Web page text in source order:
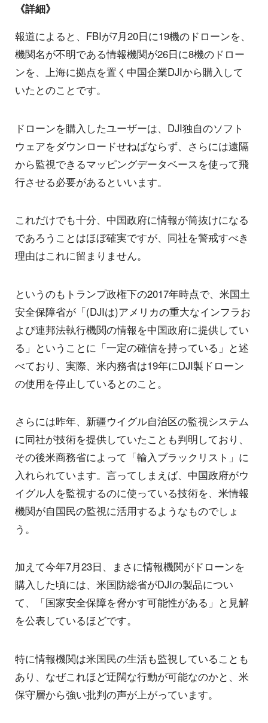
《詳細》
報道によると、FBIが7月20日に19機のドローンを、
機関名が不明である情報機関が26日に8機のドロー
ンを、上海に拠点を置く中国企業DJIから購入して
いたとのことです。
ドローンを購入したユーザーは、DJI独自のソフト
ウェアをダウンロードせねばならず、さらには遠隔
から監視できるマッピングデータベースを使って飛
行させる必要があるといいます。
これだけでも十分、中国政府に情報が筒抜けになる
であろうことはほぼ確実ですが、同社を警戒すべき
理由はこれに留まりません。
というのもトランプ政権下の2017年時点で、米国土
安全保障省が「(DJIは)アメリカの重大なインフラお
よび連邦法執行機関の情報を中国政府に提供してい
る」ということに「一定の確信を持っている」と述
べており、実際、米内務省は19年にDJI製ドローン
の使用を停止しているとのこと。
さらには昨年、新疆ウイグル自治区の監視システム
に同社が技術を提供していたことも判明しており、
その後米商務省によって「輸入ブラックリスト」に
入れられています。言ってしまえば、中国政府がウ
イグル人を監視するのに使っている技術を、米情報
機関が自国民の監視に活用するようなものでしょ
う。
加えて今年7月23日、まさに情報機関がドローンを
購入した頃には、米国防総省がDJIの製品につい
て、「国家安全保障を脅かす可能性がある」と見解
を公表しているほどです。
特に情報機関は米国民の生活も監視していることも
あり、なぜこれほど迂闊な行動が可能なのかと、米
保守層から強い批判の声が上がっています。